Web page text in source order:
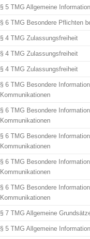
§ 5 TMG Allgemeine
§ 6 TMG Besondere Pflichten
§ 4 TMG Zulassungsfreiheit
§ 4 TMG Zulassungsfreiheit
§ 4 TMG Zulassungsfreiheit
§ 6 TMG Besondere
Kommunikationen
§ 6 TMG Besondere
Kommunikationen
§ 6 TMG Besondere
Kommunikationen
§ 6 TMG Besondere
Kommunikationen
§ 6 TMG Besondere
Kommunikationen
§ 7 TMG Allgemeine
§ 5 TMG Allgemeine